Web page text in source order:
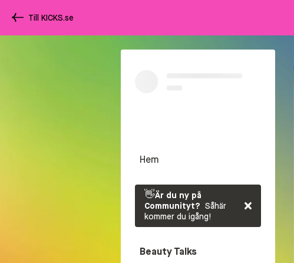
Till KICKS.se
Hem
👋Är du ny på
Communityt? Såhär
kommer du igång!
Beauty Talks